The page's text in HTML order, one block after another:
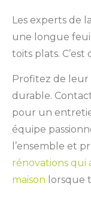
Les experts de
une longue
toits plats. C’est
Profitez de leur
durable.
pour un
équipe
l’ensemble et
rénovations qui
maison lorsque